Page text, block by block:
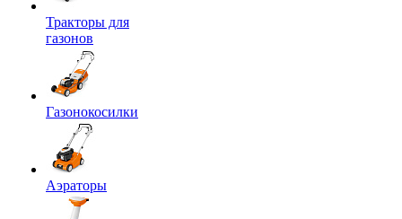
Тракторы для
газонов
Газонокосилки
Аэраторы